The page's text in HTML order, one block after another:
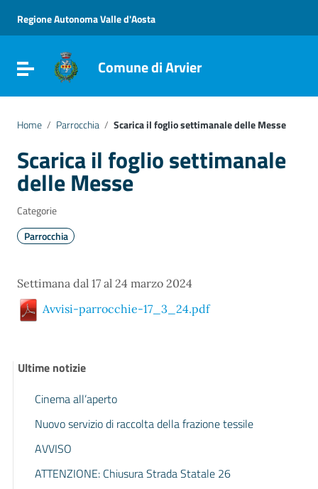
Vai al menu di navigazione
Vai al footer
Regione Autonoma Valle d'Aosta
Attiva / disattiva la navigazione
Comune di Arvier
Home / Parrocchia / Scarica il foglio settimanale delle Messe
Scarica il foglio settimanale
delle Messe
Categorie
Parrocchia
Settimana dal 17 al 24 marzo 2024
Avvisi-parrocchie-17_3_24.pdf
Ultime notizie
Cinema all’aperto
Nuovo servizio di raccolta della frazione tessile
AVVISO
ATTENZIONE: Chiusura Strada Statale 26